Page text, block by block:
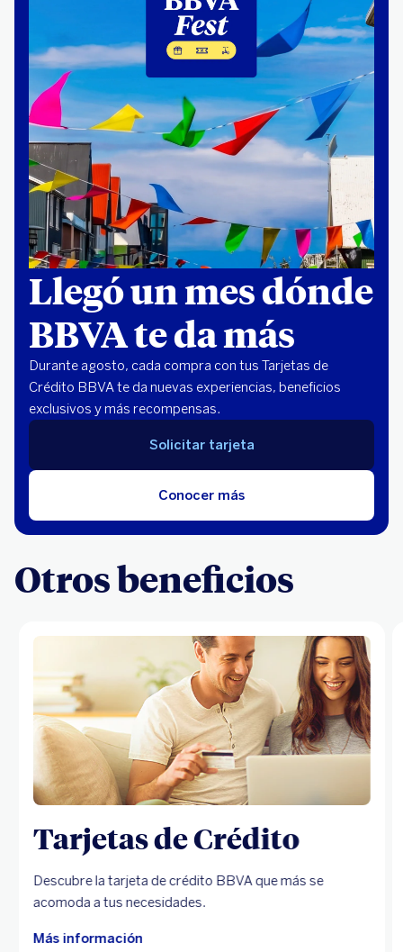
Llegó un mes dónde
BBVA te da más
Durante agosto, cada compra con tus Tarjetas de
Crédito BBVA te da nuevas experiencias, beneficios
exclusivos y más recompensas.
Conocer más
Solicitar tarjeta
Otros beneficios
Tarjetas de Crédito
Descubre la tarjeta de crédito BBVA que más se
acomoda a tus necesidades.
Más información